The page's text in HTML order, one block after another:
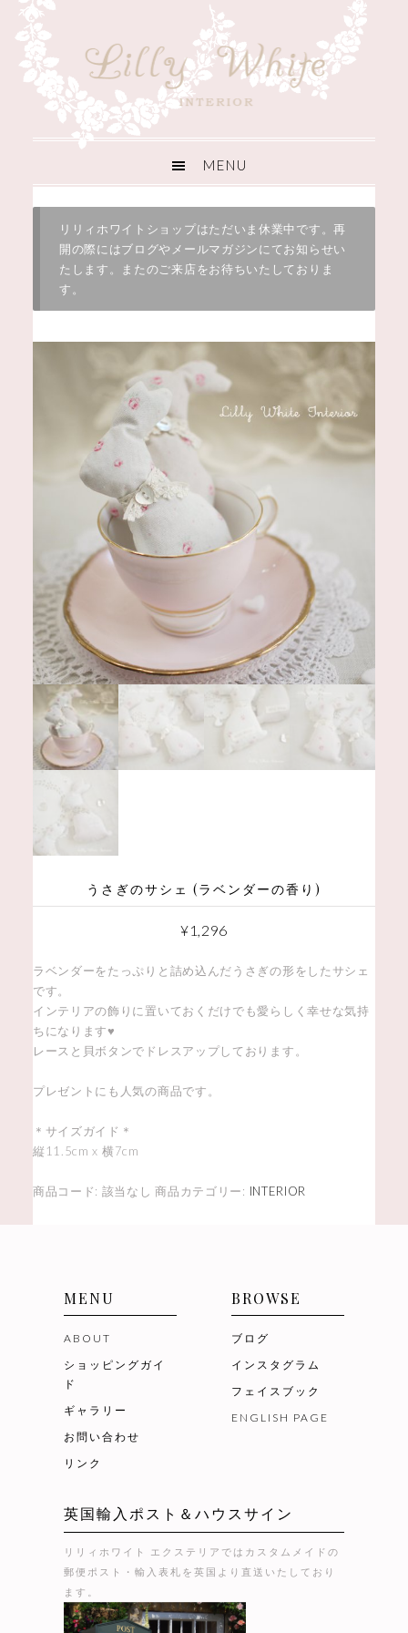
リリィホワイトショップはただいま休業中です。再
開の際にはブログやメールマガジンにてお知らせい
たします。またのご来店をお待ちいたしておりま
す。
うさぎのサシェ (ラベンダーの香り)
¥1,296
ラベンダーをたっぷりと詰め込んだうさぎの形をしたサシェ
です。
インテリアの飾りに置いておくだけでも愛らしく幸せな気持
ちになります♥
レースと貝ボタンでドレスアップしております。
プレゼントにも人気の商品です。
＊サイズガイド＊
縦11.5cm x 横7cm
商品コード: 該当なし 商品カテゴリー: INTERIOR
MENU
ABOUT
ショッピングガイ
ド
ギャラリー
お問い合わせ
リンク
BROWSE
ブログ
インスタグラム
フェイスブック
ENGLISH PAGE
英国輸入ポスト＆ハウスサイン
リリィホワイト エクステリアではカスタムメイドの
郵便ポスト・輸入表札を英国より直送いたしており
ます。